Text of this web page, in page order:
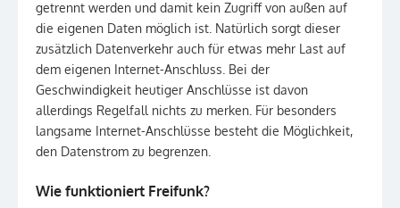
getrennt werden und damit kein Zugriff von außen auf
die eigenen Daten möglich ist. Natürlich sorgt dieser
zusätzlich Datenverkehr auch für etwas mehr Last auf
dem eigenen Internet-Anschluss. Bei der
Geschwindigkeit heutiger Anschlüsse ist davon
allerdings Regelfall nichts zu merken. Für besonders
langsame Internet-Anschlüsse besteht die Möglichkeit,
den Datenstrom zu begrenzen.
Wie funktioniert Freifunk?